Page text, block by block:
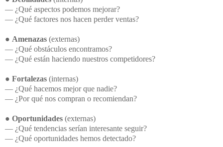
― ¿Qué aspectos podemos mejorar?
― ¿Qué factores nos hacen perder ventas?
● Amenazas (externas)
― ¿Qué obstáculos encontramos?
― ¿Qué están haciendo nuestros competidores?
● Fortalezas (internas)
― ¿Qué hacemos mejor que nadie?
― ¿Por qué nos compran o recomiendan?
● Oportunidades (externas)
― ¿Qué tendencias serían interesante seguir?
― ¿Qué oportunidades hemos detectado?